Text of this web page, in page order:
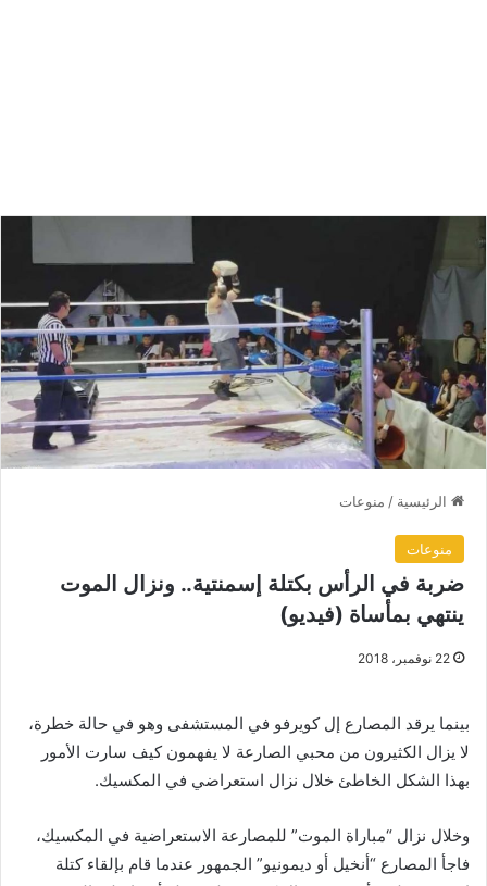
الرئيسية / منوعات
منوعات
ضربة في الرأس بكتلة إسمنتية.. ونزال الموت
ينتهي بمأساة (فيديو)
22 نوفمبر، 2018
بينما يرقد المصارع إل كويرفو في المستشفى وهو في حالة خطرة،
لا يزال الكثيرون من محبي الصارعة لا يفهمون كيف سارت الأمور
بهذا الشكل الخاطئ خلال نزال استعراضي في المكسيك.
وخلال نزال “مباراة الموت” للمصارعة الاستعراضية في المكسيك،
فاجأ المصارع “أنخيل أو ديمونيو” الجمهور عندما قام بإلقاء كتلة